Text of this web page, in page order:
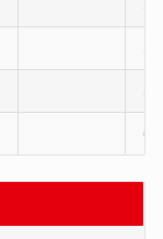
56
57
58
63